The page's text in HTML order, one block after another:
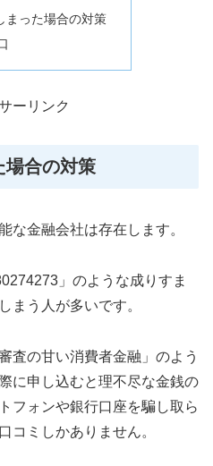
まった場合の対策
ーリンク
場合の対策
な金融会社は存在します。
」のような成りすま
まう人が多いです。
査の甘い消費者金融」のよう
に申し込むと理不尽な金銭の
フォンや銀行口座を騙し取ら
コミしかありません。